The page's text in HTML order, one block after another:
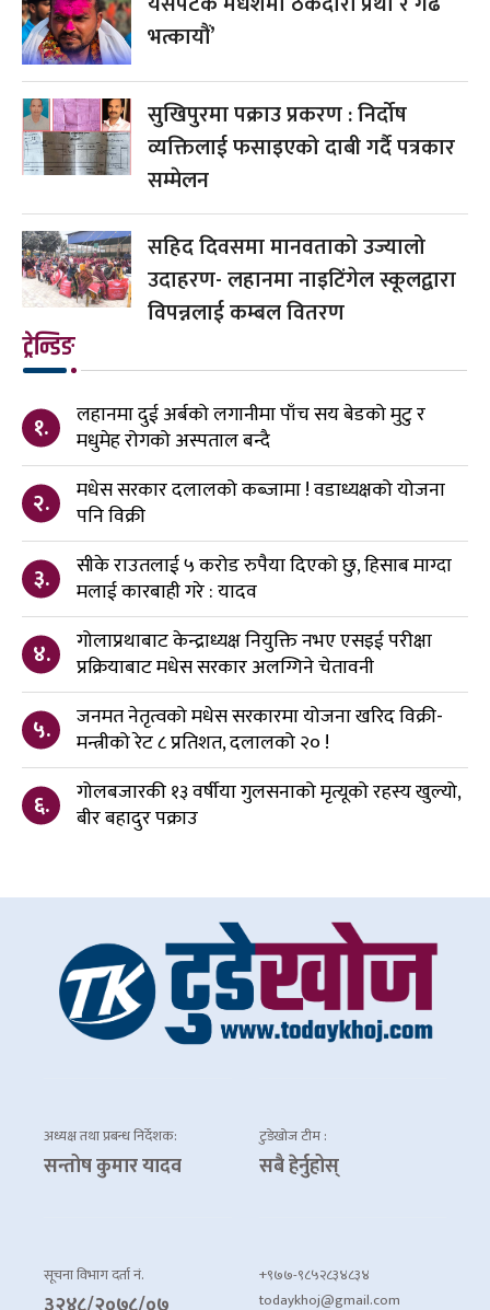
भत्कायौं’
सुखिपुरमा पक्राउ प्रकरण : निर्दोष
व्यक्तिलाई फसाइएको दाबी गर्दै पत्रकार
सम्मेलन
सहिद दिवसमा मानवताको उज्यालो
उदाहरण- लहानमा नाइटिंगेल स्कूलद्वारा
विपन्नलाई कम्बल वितरण
ट्रेन्डिङ
१.
लहानमा दुई अर्बको लगानीमा पाँच सय बेडको मुटु र
मधुमेह रोगको अस्पताल बन्दै
२.
मधेस सरकार दलालको कब्जामा ! वडाध्यक्षको योजना
पनि विक्री
३.
सीके राउतलाई ५ करोड रुपैया दिएको छु, हिसाब माग्दा
मलाई कारबाही गरे : यादव
४.
गोलाप्रथाबाट केन्द्राध्यक्ष नियुक्ति नभए एसइई परीक्षा
प्रक्रियाबाट मधेस सरकार अलग्गिने चेतावनी
५.
जनमत नेतृत्वको मधेस सरकारमा योजना खरिद विक्री-
मन्त्रीको रेट ८ प्रतिशत, दलालको २० !
६.
गोलबजारकी १३ वर्षीया गुलसनाको मृत्यूको रहस्य खुल्यो,
बीर बहादुर पक्राउ
अध्यक्ष तथा प्रबन्ध निर्देशक:
सन्तोष कुमार यादव
टुडेखोज टीम :
सबै हेर्नुहोस्
सूचना विभाग दर्ता नं.
+९७७-९८५२८३४८३४
todaykhoj@gmail.com